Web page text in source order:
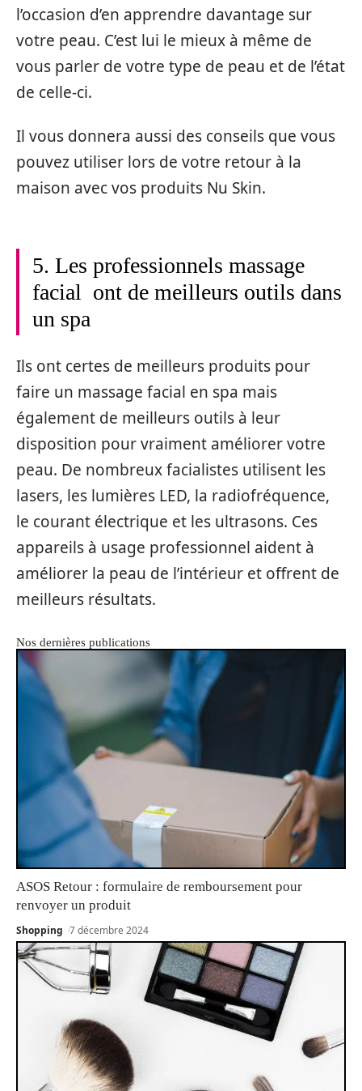
l’occasion d’en apprendre davantage sur
votre peau. C’est lui le mieux à même de
vous parler de votre type de peau et de l’état
de celle-ci.
Il vous donnera aussi des conseils que vous
pouvez utiliser lors de votre retour à la
maison avec vos produits Nu Skin.
5. Les professionnels massage
facial ont de meilleurs outils dans
un spa
Ils ont certes de meilleurs produits pour
faire un massage facial en spa mais
également de meilleurs outils à leur
disposition pour vraiment améliorer votre
peau. De nombreux facialistes utilisent les
lasers, les lumières LED, la radiofréquence,
le courant électrique et les ultrasons. Ces
appareils à usage professionnel aident à
améliorer la peau de l’intérieur et offrent de
meilleurs résultats.
Nos dernières publications
ASOS Retour : formulaire de remboursement pour
renvoyer un produit
Shopping 7 décembre 2024